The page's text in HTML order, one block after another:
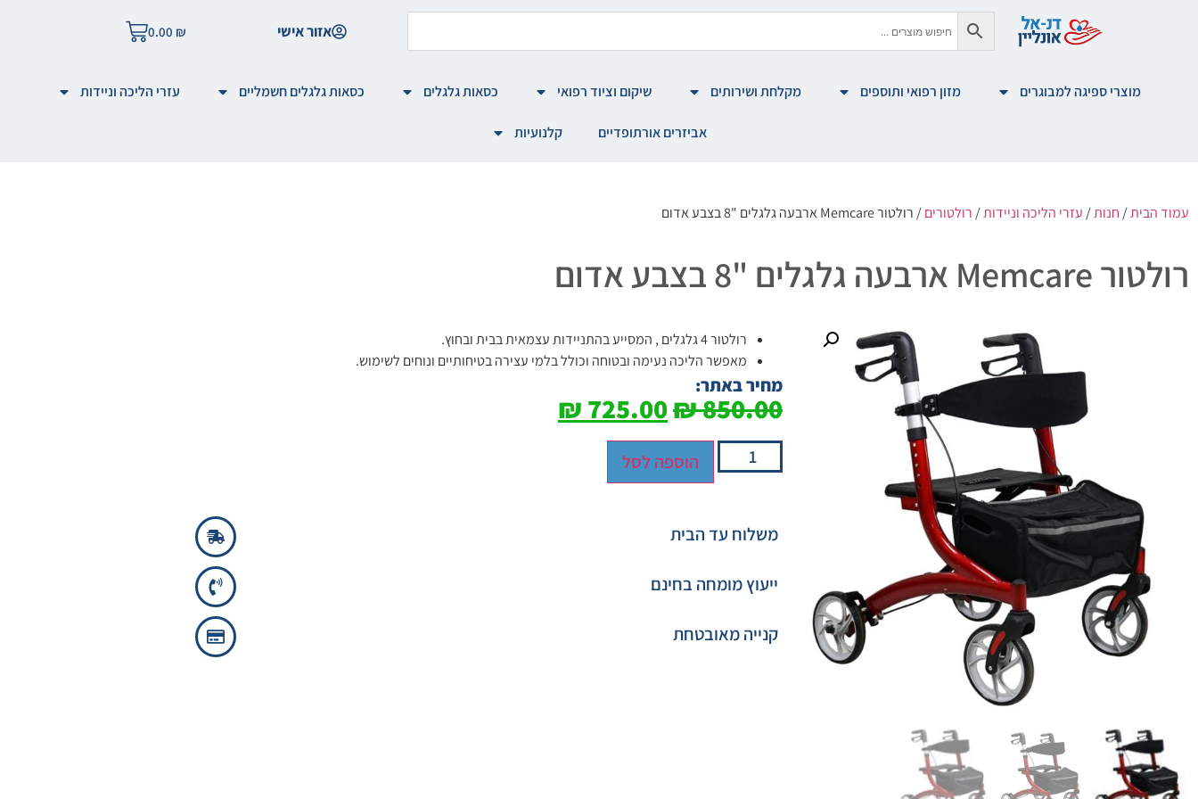
אזור אישי 0.00 ₪
מוצרי ספיגה למבוגרים מזון רפואי ותוספים מקלחת ושירותים שיקום וציוד רפואי כסאות גלגלים כסאות גלגלים חשמליים עזרי הליכה וניידות
אביזרים אורתופדיים קלנועיות
עמוד הבית/ חנות/ עזרי הליכה וניידות/ רולטורים/ רולטור Memcare ארבעה גלגלים "8 בצבע אדום
רולטור Memcare ארבעה גלגלים "8 בצבע אדום
רולטור 4 גלגלים , המסייע בהתניידות עצמאית בבית ובחוץ.
מאפשר הליכה נעימה ובטוחה וכולל בלמי עצירה בטיחותיים ונוחים לשימוש.
מחיר באתר:
850.00
₪
725.00
₪
הוספה לסל
משלוח עד הבית
ייעוץ מומחה בחינם
קנייה מאובטחת